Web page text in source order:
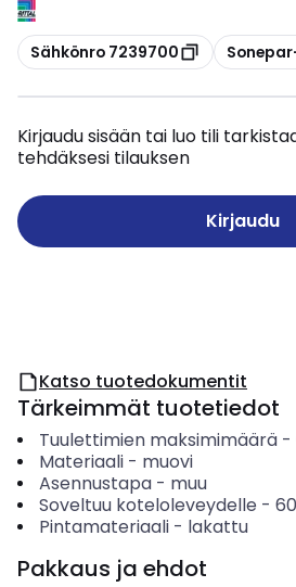
Kopioi
Sähkönro 7239700 Kopioi
Kirjaudu sisään tai luo tili
tehdäksesi tilauksen
Kirjaudu
Katso tuotedokumentit
Tärkeimmät tuotetiedot
Tuulettimien maksimimäärä-
Materiaali- muovi
Asennustapa- muu
Soveltuu koteloleveydelle -
Pintamateriaali- lakattu
Pakkaus ja ehdot